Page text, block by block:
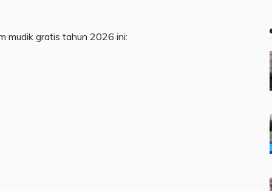
mudik gratis tahun 2026 ini: